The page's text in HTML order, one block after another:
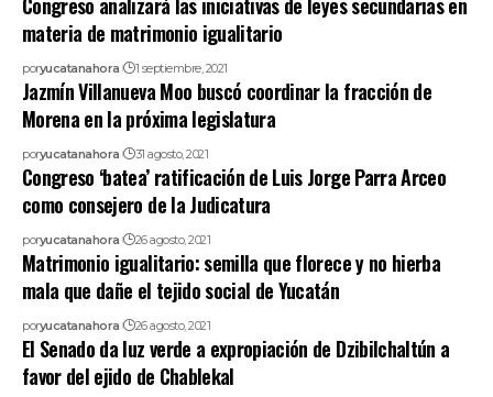
materia de matrimonio igualitario
poryucatanahora 1 septiembre, 2021
Jazmín Villanueva Moo buscó coordinar la fracción de
Morena en la próxima legislatura
poryucatanahora 31 agosto, 2021
Congreso ‘batea’ ratificación de Luis Jorge Parra Arceo
como consejero de la Judicatura
poryucatanahora 26 agosto, 2021
Matrimonio igualitario: semilla que florece y no hierba
mala que dañe el tejido social de Yucatán
poryucatanahora 26 agosto, 2021
El Senado da luz verde a expropiación de Dzibilchaltún a
favor del ejido de Chablekal